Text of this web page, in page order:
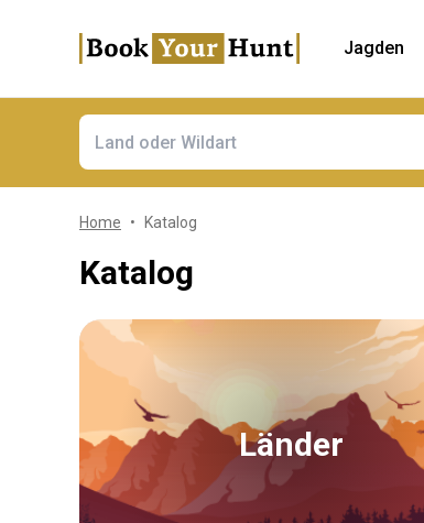
Jagden
Home Katalog
Katalog
Länder